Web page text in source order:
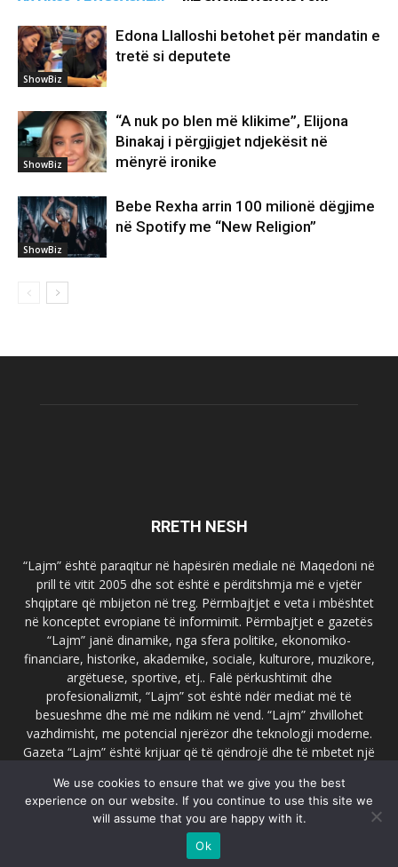
ShowBiz
Edona Llalloshi betohet për mandatin e
tretë si deputete
ShowBiz
“A nuk po blen më klikime”, Elijona
Binakaj i përgjigjet ndjekësit në
mënyrë ironike
ShowBiz
Bebe Rexha arrin 100 milionë dëgjime
në Spotify me “New Religion”
RRETH NESH
“Lajm” është paraqitur në hapësirën mediale në Maqedoni në
prill të vitit 2005 dhe sot është e përditshmja më e vjetër
shqiptare që mbijeton në treg. Përmbajtjet e veta i mbështet
në konceptet evropiane të informimit. Përmbajtjet e gazetës
“Lajm” janë dinamike, nga sfera politike, ekonomiko-
financiare, historike, akademike, sociale, kulturore, muzikore,
argëtuese, sportive, etj.. Falë përkushtimit dhe
profesionalizmit, “Lajm” sot është ndër mediat më të
besueshme dhe më me ndikim në vend. “Lajm” zhvillohet
vazhdimisht, me potencial njerëzor dhe teknologji moderne.
Gazeta “Lajm” është krijuar që të qëndrojë dhe të mbetet një
faqja zyrtare e gazetës “Lajm”, www.lajmpress.org është një
ndër portalet më të njohur në Maqedoni.
lajm.sk@gmail.com
We use cookies to ensure that we give you the best
experience on our website. If you continue to use this site we
will assume that you are happy with it.
Ok